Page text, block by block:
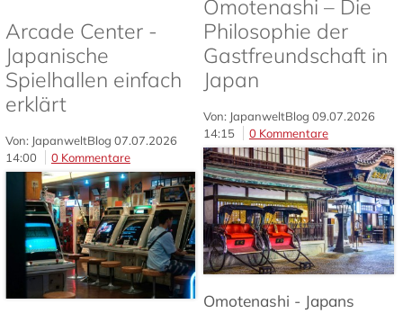
Omotenashi – Die
Philosophie der
Gastfreundschaft in
Japan
Von: JapanweltBlog 09.07.2026
14:15
0 Kommentare
Omotenashi - Japans
Arcade Center -
Japanische
Spielhallen einfach
erklärt
Von: JapanweltBlog 07.07.2026
14:00
0 Kommentare